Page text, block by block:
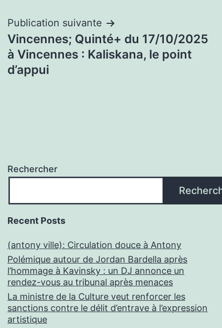
Publication suivante
Vincennes; Quinté+ du 17/10/2025
à Vincennes : Kaliskana, le point
d’appui
Rechercher
Recent Posts
(antony ville): Circulation douce à Antony
Polémique autour de Jordan Bardella après
l’hommage à Kavinsky : un DJ annonce un
rendez-vous au tribunal après menaces
La ministre de la Culture veut renforcer les
sanctions contre le délit d’entrave à l’expression
artistique